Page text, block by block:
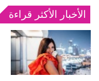
الأخبار الأكثر قراءة